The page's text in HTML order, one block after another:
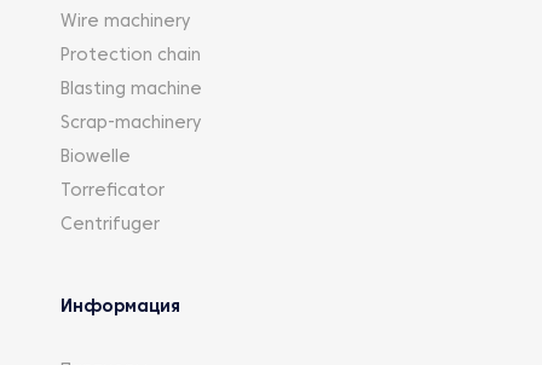
Wire machinery
Protection chain
Blasting machine
Scrap-machinery
Biowelle
Torreficator
Centrifuger
Информация